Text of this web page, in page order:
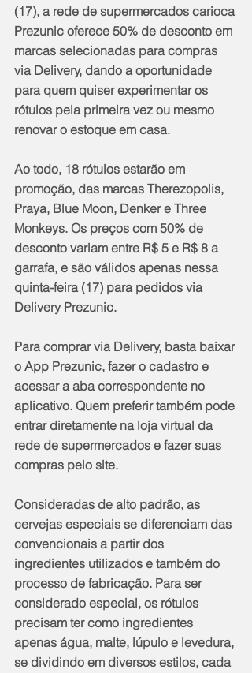
(17), a rede de supermercados carioca
Prezunic oferece 50% de desconto em
marcas selecionadas para compras
via Delivery, dando a oportunidade
para quem quiser experimentar os
rótulos pela primeira vez ou mesmo
renovar o estoque em casa.
Ao todo, 18 rótulos estarão em
promoção, das marcas Therezopolis,
Praya, Blue Moon, Denker e Three
Monkeys. Os preços com 50% de
desconto variam entre R$ 5 e R$ 8 a
garrafa, e são válidos apenas nessa
quinta-feira (17) para pedidos via
Delivery Prezunic.
Para comprar via Delivery, basta baixar
o App Prezunic, fazer o cadastro e
acessar a aba correspondente no
aplicativo. Quem preferir também pode
entrar diretamente na loja virtual da
rede de supermercados e fazer suas
compras pelo site.
Consideradas de alto padrão, as
cervejas especiais se diferenciam das
convencionais a partir dos
ingredientes utilizados e também do
processo de fabricação. Para ser
considerado especial, os rótulos
precisam ter como ingredientes
apenas água, malte, lúpulo e levedura,
se dividindo em diversos estilos, cada